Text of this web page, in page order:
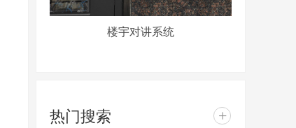
楼宇对讲系统
热门搜索 +